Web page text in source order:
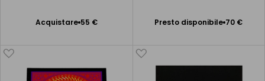
Acquistare 55 €
Aggiungere
Presto disponibile 70 €